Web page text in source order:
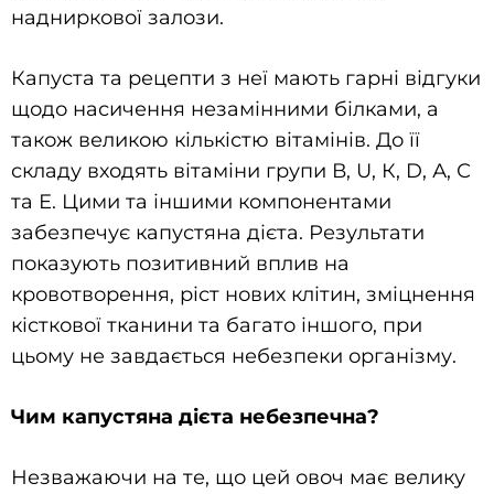
надниркової залози.
Капуста та рецепти з неї мають гарні відгуки
щодо насичення незамінними білками, а
також великою кількістю вітамінів. До її
складу входять вітаміни групи В, U, К, D, А, С
та Е. Цими та іншими компонентами
забезпечує капустяна дієта. Результати
показують позитивний вплив на
кровотворення, ріст нових клітин, зміцнення
кісткової тканини та багато іншого, при
цьому не завдається небезпеки організму.
Чим капустяна дієта небезпечна?
Незважаючи на те, що цей овоч має велику